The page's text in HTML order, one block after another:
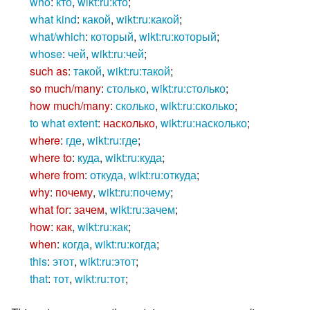
what kind: какой, wikt:ru:какой;
what/which: который, wikt:ru:который;
whose: чей, wikt:ru:чей;
such as: такой, wikt:ru:такой;
so much/many: столько, wikt:ru:столько;
how much/many: сколько, wikt:ru:сколько;
to what extent: насколько, wikt:ru:насколько;
where: где, wikt:ru:где;
where to: куда, wikt:ru:куда;
where from: откуда, wikt:ru:откуда;
why: почему, wikt:ru:почему;
what for: зачем, wikt:ru:зачем;
how: как, wikt:ru:как;
when: когда, wikt:ru:когда;
this: этот, wikt:ru:этот;
that: тот, wikt:ru:тот;